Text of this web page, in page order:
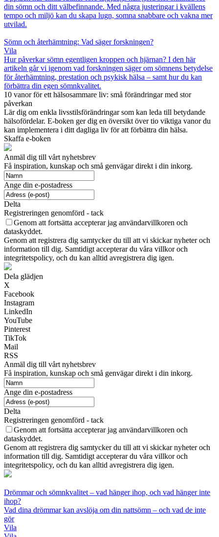
din sömn och ditt välbefinnande. Med några justeringar i kvällens
tempo och miljö kan du skapa lugn, somna snabbare och vakna mer
utvilad.
Sömn och återhämtning: Vad säger forskningen?
Vila
Hur påverkar sömn egentligen kroppen och hjärnan? I den här
artikeln går vi igenom vad forskningen säger om sömnens betydelse
för återhämtning, prestation och psykisk hälsa – samt hur du kan
förbättra din egen sömnkvalitet.
10 vanor för ett hälsosammare liv: små förändringar med stor
påverkan
Lär dig om enkla livsstilsförändringar som kan leda till betydande
hälsofördelar. E-boken ger dig en översikt över tio viktiga vanor du
kan implementera i ditt dagliga liv för att förbättra din hälsa.
Skaffa e-boken
Anmäl dig till vårt nyhetsbrev
Få inspiration, kunskap och små genvägar direkt i din inkorg.
Ange din e-postadress
Delta
Registreringen genomförd - tack
Genom att fortsätta accepterar jag användarvillkoren och
dataskyddet.
Genom att registrera dig samtycker du till att vi skickar nyheter och
information till dig. Samtidigt accepterar du våra villkor och
integritetspolicy, och du kan alltid avregistrera dig igen.
Dela glädjen
X
Facebook
Instagram
LinkedIn
YouTube
Pinterest
TikTok
Mail
RSS
Anmäl dig till vårt nyhetsbrev
Få inspiration, kunskap och små genvägar direkt i din inkorg.
Ange din e-postadress
Delta
Registreringen genomförd - tack
Genom att fortsätta accepterar jag användarvillkoren och
dataskyddet.
Genom att registrera dig samtycker du till att vi skickar nyheter och
information till dig. Samtidigt accepterar du våra villkor och
integritetspolicy, och du kan alltid avregistrera dig igen.
Drömmar och sömnkvalitet – vad hänger ihop, och vad hänger inte
ihop?
Vad dina drömmar kan avslöja om din nattsömn – och vad de inte
gör
Vila